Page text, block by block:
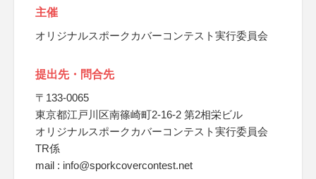
主催
オリジナルスポークカバーコンテスト実行委員会
提出先・問合先
〒133-0065
東京都江戸川区南篠崎町2-16-2 第2相栄ビル
オリジナルスポークカバーコンテスト実行委員会
TR係
mail : info@sporkcovercontest.net